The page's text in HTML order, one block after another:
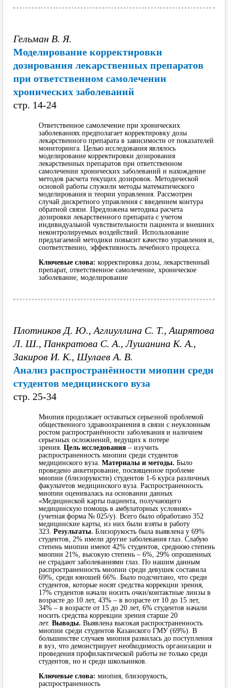
Гельман В. Я.
Моделирование корректировки
дозирования лекарственных препаратов
при ответственном самолечении
хронических заболеваний
cтр. 14-24
Ответственное самолечение при хронических
заболеваниях предполагает корректировку дозы
лекарственного препарата в зависимости от показателей
мониторинга. Целью исследования являлось
моделирование корректировки дозирования
лекарственных препаратов при ответственном
самолечении хронических заболеваний и нахождение
методов расчета текущих дозировок. Методической
основой работы служили методы математического
моделирования и теории управления. Рассмотрен
случай дискретного управления с введением контура
обратной связи. Предложена методика расчета
дозировки лекарственного препарата с учетом
индивидуальной чувствительности пациента и внешних
неконтролируемых воздействий. Использование
предлагаемой методики повысит качество управления и,
соответственно, эффективность лечебного процесса.
Ключевые слова: корректировка дозы, лекарственный
препарат, ответственное самолечение, хроническое
заболевание, моделирование
Плотников Д. Ю., Аглиуллина С. Т., Ашрятова
Л. Ш., Панкратова С. А., Лушанина К. А.,
Закиров И. К., Шулаев А. В.
Анализ распространённости миопии среди
студентов медицинского вуза
cтр. 25-34
Миопия продолжает оставаться серьезной проблемой
общественного здравоохранения в связи с неуклонным
ростом распространённости заболевания и наличием
серьезных осложнений, ведущих к потере
зрения. Цель исследования – изучить
распространенность миопии среди студентов
медицинского вуза. Материалы и методы. Было
проведено анкетирование, посвященное проблеме
миопии (близорукости) студентов 1-6 курса различных
факультетов медицинского вуза. Распространенность
миопии оценивалась на основании данных
«Медицинской карты пациента, получающего
медицинскую помощь в амбулаторных условиях»
(учетная форма № 025/у). Всего было обработано 352
медицинские карты, из них были взяты в работу
323. Результаты. Близорукость была выявлена у 69%
студентов, 2% имели другие заболевания глаз. Слабую
степень миопии имеют 42% студентов, среднюю степень
миопии 21%, высокую степень – 6%, 29% опрошенных
не страдают заболеваниями глаз. По нашим данным
распространенность миопии среди девушек составила
69%, среди юношей 66%. Было подсчитано, что среди
студентов, которые носят средства коррекции зрения,
17% студентов начали носить очки/контактные линзы в
возрасте до 10 лет, 43% – в возрасте от 10 до 15 лет,
34% – в возрасте от 15 до 20 лет, 6% студентов начали
носить средства коррекции зрения старше 20
лет. Выводы. Выявлена высокая распространенность
миопии среди студентов Казанского ГМУ (69%). В
большинстве случаев миопия развилась до поступления
в вуз, что демонстрирует необходимость организации и
проведения профилактической работы не только среди
студентов, но и среди школьников.
Ключевые слова: миопия, близорукость,
распространенность